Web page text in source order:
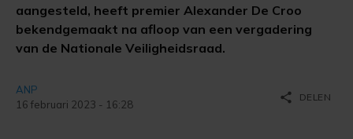
aangesteld, heeft premier Alexander De Croo
bekendgemaakt na afloop van een vergadering
van de Nationale Veiligheidsraad.
ANP
16 februari 2023 - 16:28
share DELEN